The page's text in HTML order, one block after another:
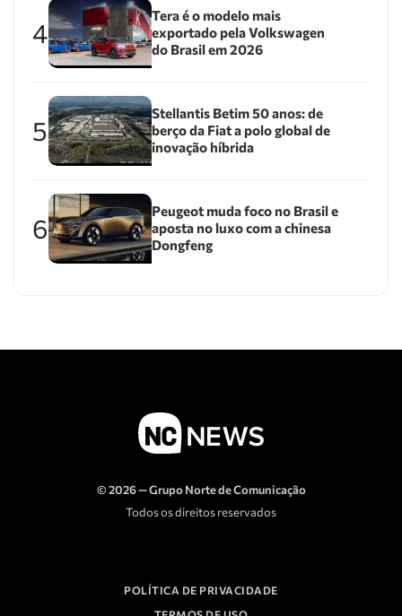
4
Tera é o modelo mais
exportado pela Volkswagen
do Brasil em 2026
5
Stellantis Betim 50 anos: de
berço da Fiat a polo global de
inovação híbrida
6
Peugeot muda foco no Brasil e
aposta no luxo com a chinesa
Dongfeng
© 2026 — Grupo Norte de Comunicação
Todos os direitos reservados
POLÍTICA DE PRIVACIDADE